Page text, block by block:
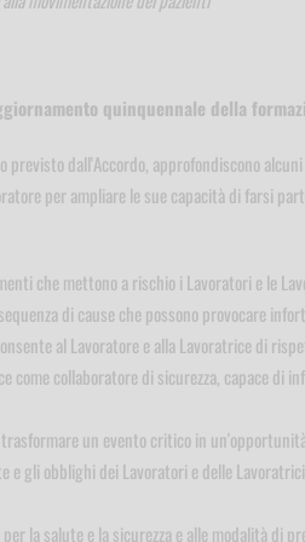
quinquennale della
dall'Accordo, approfondiscono
per ampliare le sue capacità di farsi
che mettono a rischio i Lavoratori e le
di cause che possono provocare
al Lavoratore e alla Lavoratrice di
come collaboratore di sicurezza, capace di
un evento critico in
e gli obblighi dei Lavoratori e delle
la salute e la sicurezza e alle modalità di